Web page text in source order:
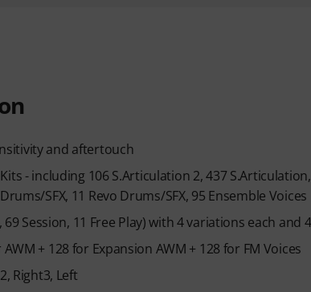
and aftertouch
- including 106 S.Articulation 2, 437
SFX, 11 Revo Drums/SFX, 95 Ensemble Voices
Session, 11 Free Play) with 4 variations each and
+ 128 for Expansion AWM + 128 for FM Voices
Right3, Left